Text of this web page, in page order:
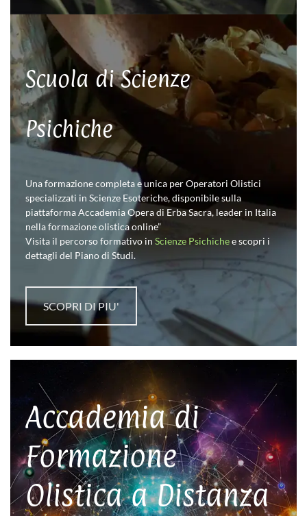
Scuola di Scienze
Psichiche
Una formazione completa e unica per Operatori Olistici
specializzati in Scienze Esoteriche, disponibile sulla
piattaforma Accademia Opera di Erba Sacra, leader in Italia
nella formazione olistica online”
Visita il percorso formativo inScienze Psichichee scopri i
dettagli del Piano di Studi.
SCOPRI DI PIU'
Accademia di
Formazione
Olistica a Distanza